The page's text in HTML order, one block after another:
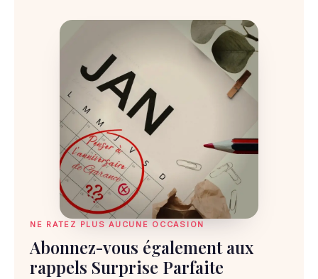
NE RATEZ PLUS AUCUNE OCCASION
Abonnez-vous également aux
rappels Surprise Parfaite